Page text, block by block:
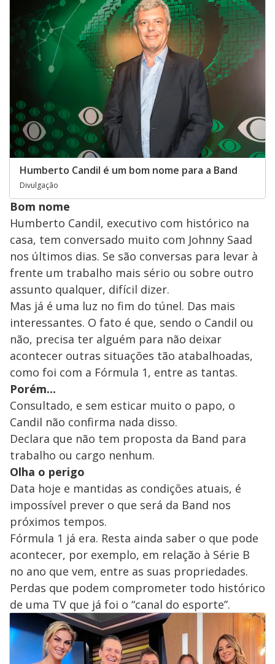
Humberto Candil é um bom nome para a Band
Divulgação
Bom nome
Humberto Candil, executivo com histórico na
casa, tem conversado muito com Johnny Saad
nos últimos dias. Se são conversas para levar à
frente um trabalho mais sério ou sobre outro
assunto qualquer, difícil dizer.
Mas já é uma luz no fim do túnel. Das mais
interessantes. O fato é que, sendo o Candil ou
não, precisa ter alguém para não deixar
acontecer outras situações tão atabalhoadas,
como foi com a Fórmula 1, entre as tantas.
Porém...
Consultado, e sem esticar muito o papo, o
Candil não confirma nada disso.
Declara que não tem proposta da Band para
trabalho ou cargo nenhum.
Olha o perigo
Data hoje e mantidas as condições atuais, é
impossível prever o que será da Band nos
próximos tempos.
Fórmula 1 já era. Resta ainda saber o que pode
acontecer, por exemplo, em relação à Série B
no ano que vem, entre as suas propriedades.
Perdas que podem comprometer todo histórico
de uma TV que já foi o “canal do esporte”.